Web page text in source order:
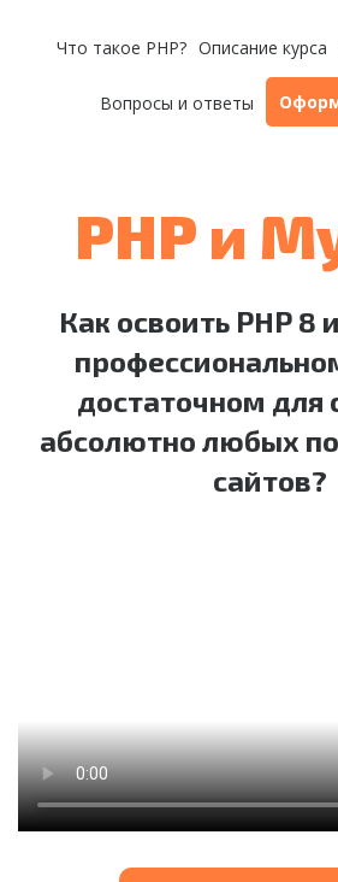
Что такое PHP? Описание курса
Вопросы и ответы
PHP и
Как освоить PHP 8
достаточном для
абсолютно любых
сайтов?